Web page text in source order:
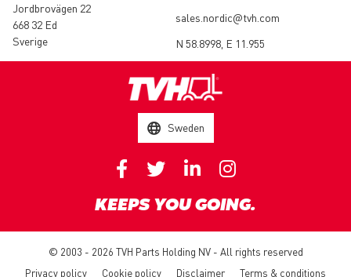
Jordbrovägen 22
668 32 Ed
Sverige
sales.nordic@tvh.com
N 58.8998, E 11.955
Sweden
KEEPS YOU GOING.
© 2003 - 2026 TVH Parts Holding NV - All rights reserved
Privacy policy
Cookie policy Disclaimer Terms & conditions